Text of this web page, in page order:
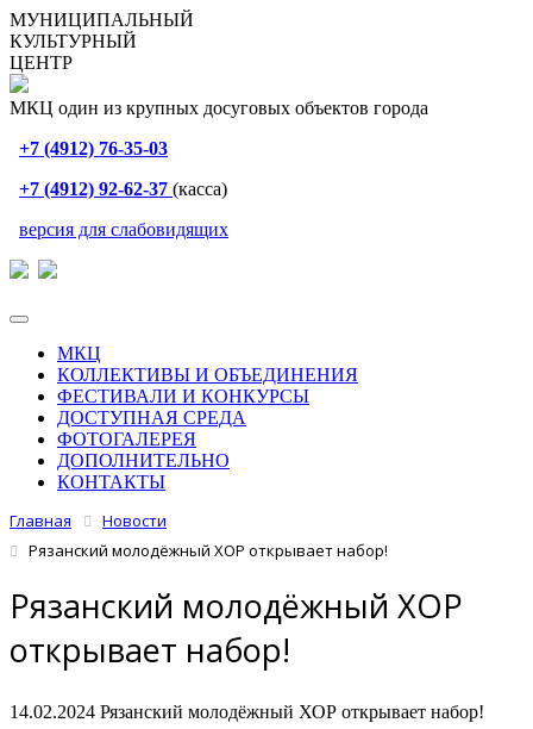
МУНИЦИПАЛЬНЫЙ
КУЛЬТУРНЫЙ
ЦЕНТР
МКЦ один из крупных досуговых объектов города
+7 (4912) 76-35-03
+7 (4912) 92-62-37 (касса)
версия для слабовидящих
МКЦ
КОЛЛЕКТИВЫ И ОБЪЕДИНЕНИЯ
ФЕСТИВАЛИ И КОНКУРСЫ
ДОСТУПНАЯ СРЕДА
ФОТОГАЛЕРЕЯ
ДОПОЛНИТЕЛЬНО
КОНТАКТЫ
Главная
Новости
Рязанский молодёжный ХОР открывает набор!
Рязанский молодёжный ХОР
открывает набор!
14.02.2024 Рязанский молодёжный ХОР открывает набор!